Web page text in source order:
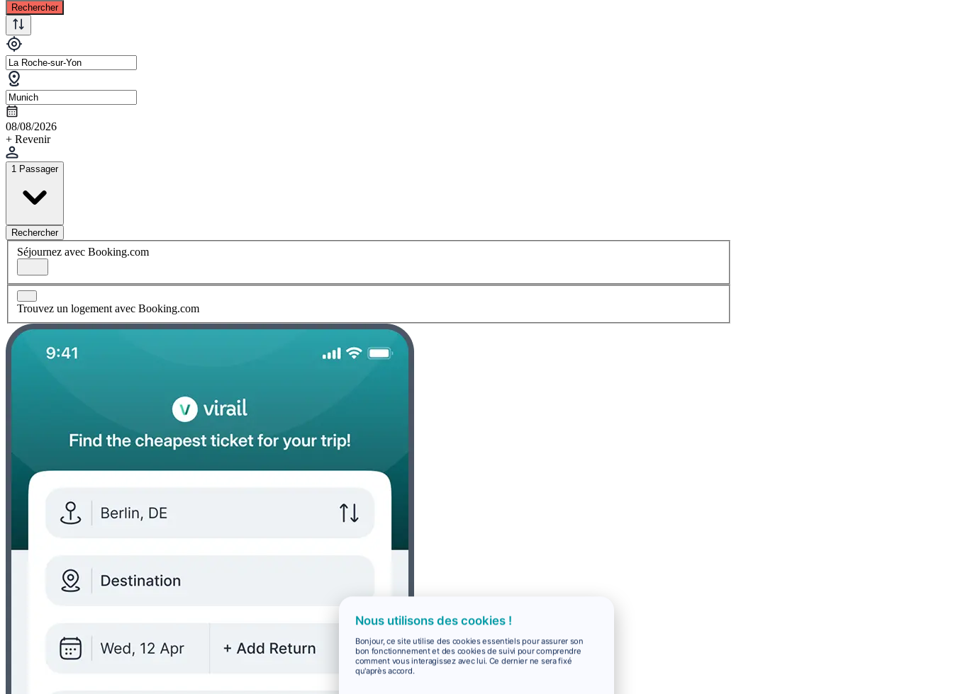
Rechercher
08/08/2026
+ Revenir
1 Passager
Rechercher
Séjournez avec Booking.com
Trouvez un logement avec Booking.com
Nous utilisons des cookies !
Bonjour, ce site utilise des cookies essentiels pour assurer son
bon fonctionnement et des cookies de suivi pour comprendre
comment vous interagissez avec lui. Ce dernier ne sera fixé
qu'après accord.